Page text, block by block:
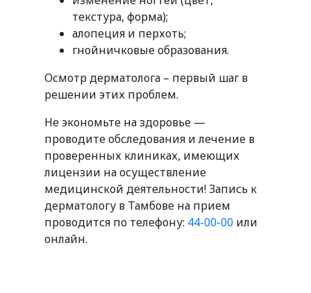
текстура, форма);
алопеция и перхоть;
гнойничковые образования.
Осмотр дерматолога – первый шаг в
решении этих проблем.
Не экономьте на здоровье —
проводите обследования и лечение в
проверенных клиниках, имеющих
лицензии на осуществление
медицинской деятельности! Запись к
дерматологу в Тамбове на прием
проводится по телефону: 44-00-00 или
онлайн.